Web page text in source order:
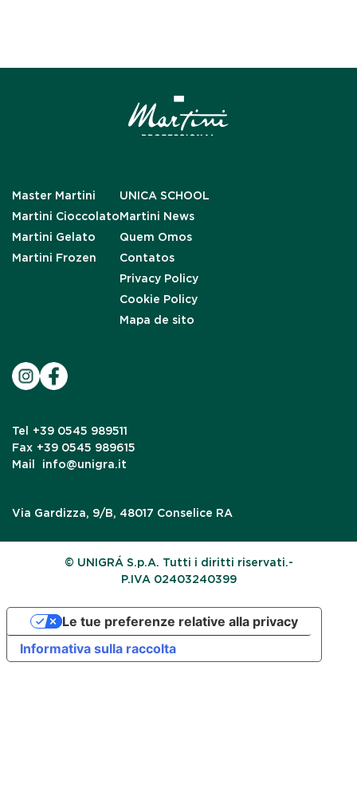
Master Martini
Martini Cioccolato
Martini Gelato
Martini Frozen
UNICA SCHOOL
Martini News
Quem Omos
Contatos
Privacy Policy
Cookie Policy
Mapa de sito
Tel
+39 0545 989511
Fax +39 0545 989615
Mail
info@unigra.it
Via Gardizza, 9/B, 48017 Conselice RA
© UNIGRÁ S.p.A. Tutti i diritti riservati.-
P.IVA 02403240399
Informativa sulla raccolta
Le tue preferenze relative alla privacy